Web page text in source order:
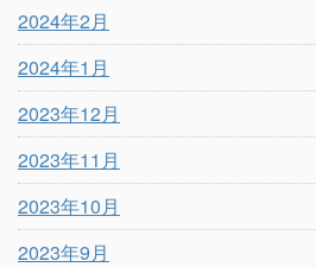
2024年2月
2024年1月
2023年12月
2023年11月
2023年10月
2023年9月